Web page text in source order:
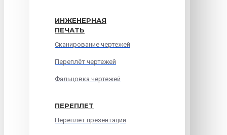
ИНЖЕНЕРНАЯ
ПЕЧАТЬ
Сканирование чертежей
Переплёт чертежей
Фальцовка чертежей
ПЕРЕПЛЕТ
Переплет презентации